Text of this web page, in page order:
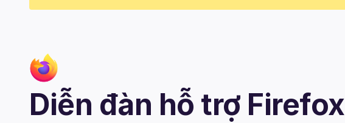
Diễn đàn hỗ trợ Firefox